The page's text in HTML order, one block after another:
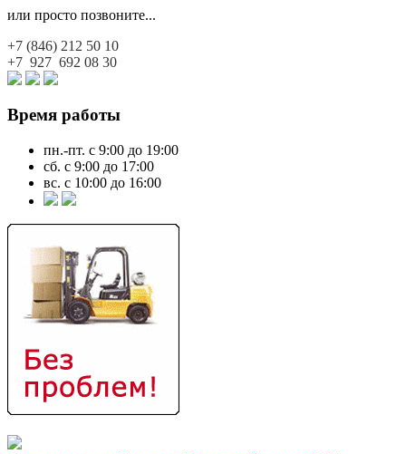
или просто позвоните...
+7 (846) 212 50 10
+7 927 692 08 30
Время работы
пн.-пт. с 9:00 до 19:00
сб. с 9:00 до 17:00
вс. с 10:00 до 16:00